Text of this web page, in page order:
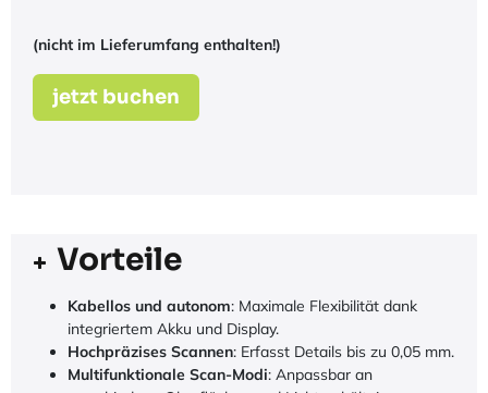
(nicht im Lieferumfang enthalten!)
jetzt buchen
Vorteile
Kabellos und autonom: Maximale Flexibilität dank
integriertem Akku und Display.
Hochpräzises Scannen: Erfasst Details bis zu 0,05 mm.
Multifunktionale Scan-Modi: Anpassbar an